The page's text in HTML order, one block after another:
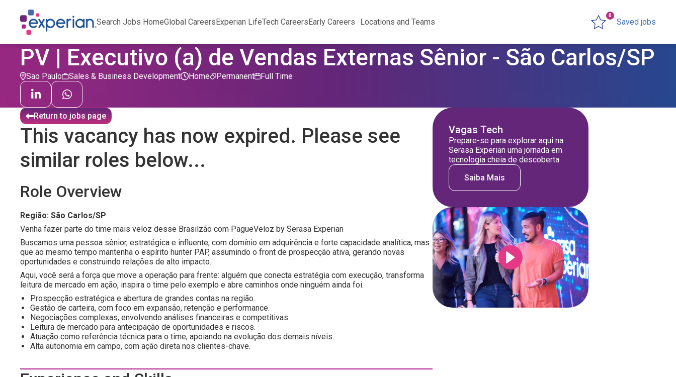
Search Jobs HomeGlobal CareersExperian LifeTech CareersEarly Careers Locations and Teams Saved jobs
0
PV | Executivo (a) de Vendas Externas Sênior - São Carlos/SP
Sao Paulo Sales & Business Development Permanent
Home Full Time
Return to jobs page
This vacancy has now expired. Please see
similar roles below...
Role Overview
Região: São Carlos/SP
Venha fazer parte do time mais veloz desse Brasilzão com PagueVeloz by Serasa Experian
Buscamos uma pessoa sênior, estratégica e influente, com domínio em adquirência e forte capacidade analítica, mas
que ao mesmo tempo mantenha o espírito hunter PAP, assumindo o front de prospecção ativa, gerando novas
oportunidades e construindo relações de alto impacto.
Aqui, você será a força que move a operação para frente: alguém que conecta estratégia com execução, transforma
leitura de mercado em ação, inspira o time pelo exemplo e abre caminhos onde ninguém ainda foi.
Prospecção estratégica e abertura de grandes contas na região.
Gestão de carteira, com foco em expansão, retenção e performance.
Negociações complexas, envolvendo análises financeiras e competitivas.
Leitura de mercado para antecipação de oportunidades e riscos.
Atuação como referência técnica para o time, apoiando na evolução dos demais níveis.
Alta autonomia em campo, com ação direta nos clientes-chave.
Vagas Tech
Prepare-se para explorar aqui na
Serasa Experian uma jornada em
tecnologia cheia de descoberta.
Saiba Mais